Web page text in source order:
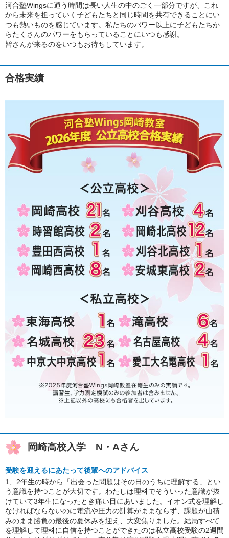
河合塾Wingsに通う時間は長い人生の中のごく一部分ですが、これ
から未来を担っていく子どもたちと同じ時間を共有できることにい
つも熱いものを感じています。私たちのパワー以上に子どもたちか
らたくさんのパワーをもらっていることにいつも感謝。
皆さんが来るのをいつもお待ちしています。
合格実績
岡崎高校入学 N・Aさん
受験を迎えるにあたって後輩へのアドバイス
1、2年生の時から「出会った問題はその日のうちに理解する」とい
う意識を持つことが大切です。わたしは理科でそういった意識が抜
けていて3年生になったとき痛い目にあいました。イオン式を理解し
なければならないのに電流や圧力の計算がままならず、課題が山積
みのまま勝負の最後の夏休みを迎え、大変焦りました。結局すべて
を理解して理科に自信を持つことができたのは私立高校受験の2週間